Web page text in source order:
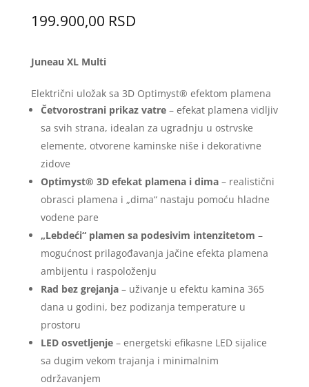
199.900,00 RSD
Juneau XL Multi
Električni uložak sa 3D Optimyst® efektom plamena
Četvorostrani prikaz vatre– efekat plamena vidljiv
sa svih strana, idealan za ugradnju u ostrvske
elemente, otvorene kaminske niše i dekorativne
zidove
Optimyst® 3D efekat plamena i dima– realistični
obrasci plamena i „dima“ nastaju pomoću hladne
vodene pare
„Lebdeći“ plamen sa podesivim intenzitetom –
mogućnost prilagođavanja jačine efekta plamena
ambijentu i raspoloženju
Rad bez grejanja– uživanje u efektu kamina 365
dana u godini, bez podizanja temperature u
prostoru
LED osvetljenje– energetski efikasne LED sijalice
sa dugim vekom trajanja i minimalnim
održavanjem